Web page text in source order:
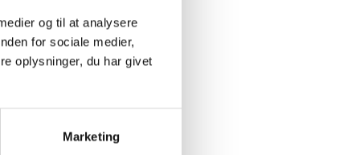
og til at analysere
for sociale medier,
oplysninger, du har givet
Marketing